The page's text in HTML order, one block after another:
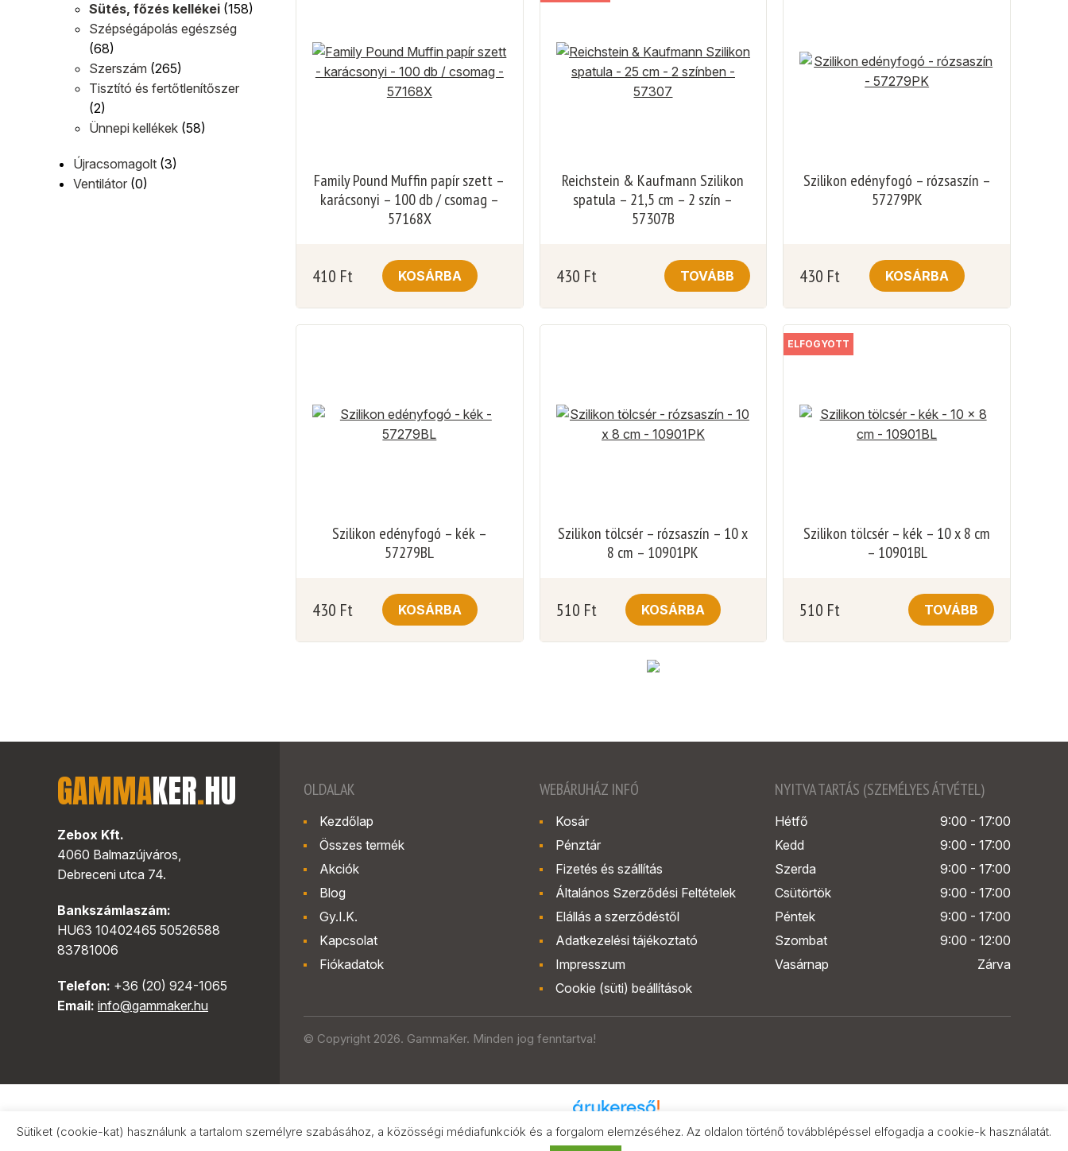
Sütés, főzés kellékei (158)
Szépségápolás egészség
(68)
Szerszám (265)
Tisztító és fertőtlenítőszer
(2)
Ünnepi kellékek (58)
Újracsomagolt (3)
Ventilátor (0)
Family Pound Muffin papír szett –
karácsonyi – 100 db / csomag –
57168X
410 Ft KOSÁRBA
Reichstein & Kaufmann Szilikon
spatula – 21,5 cm – 2 szín –
57307B
430 Ft TOVÁBB
Szilikon edényfogó – rózsaszín –
57279PK
430 Ft KOSÁRBA
Szilikon edényfogó – kék –
57279BL
430 Ft KOSÁRBA
Szilikon tölcsér – rózsaszín – 10 x
8 cm – 10901PK
510 Ft KOSÁRBA
ELFOGYOTT
Szilikon tölcsér – kék – 10 x 8 cm
– 10901BL
510 Ft TOVÁBB
GAMMAKER.HU
Zebox Kft.
4060 Balmazújváros,
Debreceni utca 74.
Bankszámlaszám:
HU63 10402465 50526588
83781006
Telefon: +36 (20) 924-1065
Email: info@gammaker.hu
OLDALAK
Kezdőlap
Összes termék
Akciók
Blog
Gy.I.K.
Kapcsolat
Fiókadatok
WEBÁRUHÁZ INFÓ
Kosár
Pénztár
Fizetés és szállítás
Általános Szerződési Feltételek
Elállás a szerződéstől
Adatkezelési tájékoztató
Impresszum
Cookie (süti) beállítások
NYITVA TARTÁS (SZEMÉLYES ÁTVÉTEL)
Hétfő
9:00 - 17:00
Kedd
9:00 - 17:00
Szerda
9:00 - 17:00
Csütörtök
9:00 - 17:00
Péntek
9:00 - 17:00
Szombat
9:00 - 12:00
Vasárnap
Zárva
© Copyright 2026. GammaKer. Minden jog fenntartva!
Árak és paraméterek összehasonlítása
Sütiket (cookie-kat) használunk a tartalom személyre szabásához, a közösségi médiafunkciók és a forgalom elemzéséhez. Az oldalon történő továbblépéssel elfogadja a cookie-k használatát.